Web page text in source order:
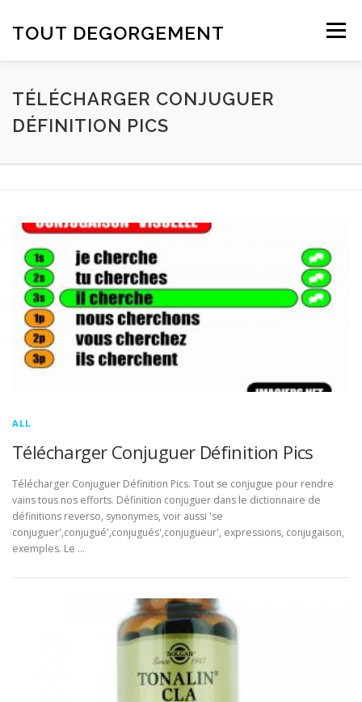
TOUT DEGORGEMENT Menu
TÉLÉCHARGER CONJUGUER
DÉFINITION PICS
ALL
Télécharger Conjuguer Définition Pics
Télécharger Conjuguer Définition Pics. Tout se conjugue pour rendre
vains tous nos efforts. Définition conjuguer dans le dictionnaire de
définitions reverso, synonymes, voir aussi 'se
conjuguer',conjugué',conjugués',conjugueur', expressions, conjugaison,
exemples. Le …